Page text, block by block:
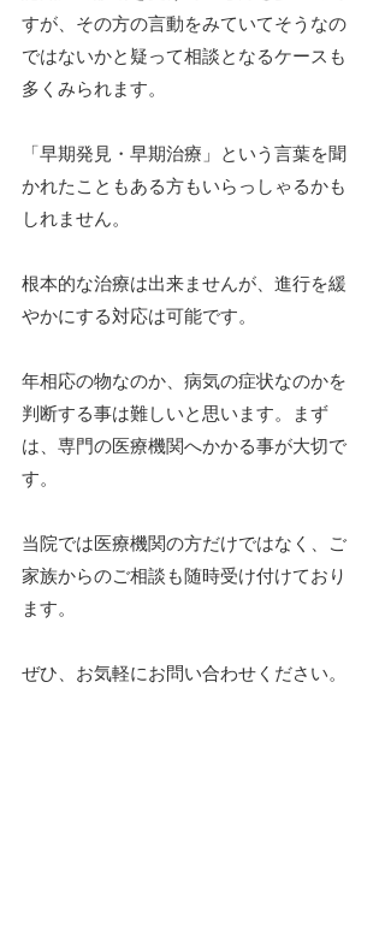
すが、その方の言動をみていてそうなの
ではないかと疑って相談となるケースも
多くみられます。
「早期発見・早期治療」という言葉を聞
かれたこともある方もいらっしゃるかも
しれません。
根本的な治療は出来ませんが、進行を緩
やかにする対応は可能です。
年相応の物なのか、病気の症状なのかを
判断する事は難しいと思います。まず
は、専門の医療機関へかかる事が大切で
す。
当院では医療機関の方だけではなく、ご
家族からのご相談も随時受け付けており
ます。
ぜひ、お気軽にお問い合わせください。